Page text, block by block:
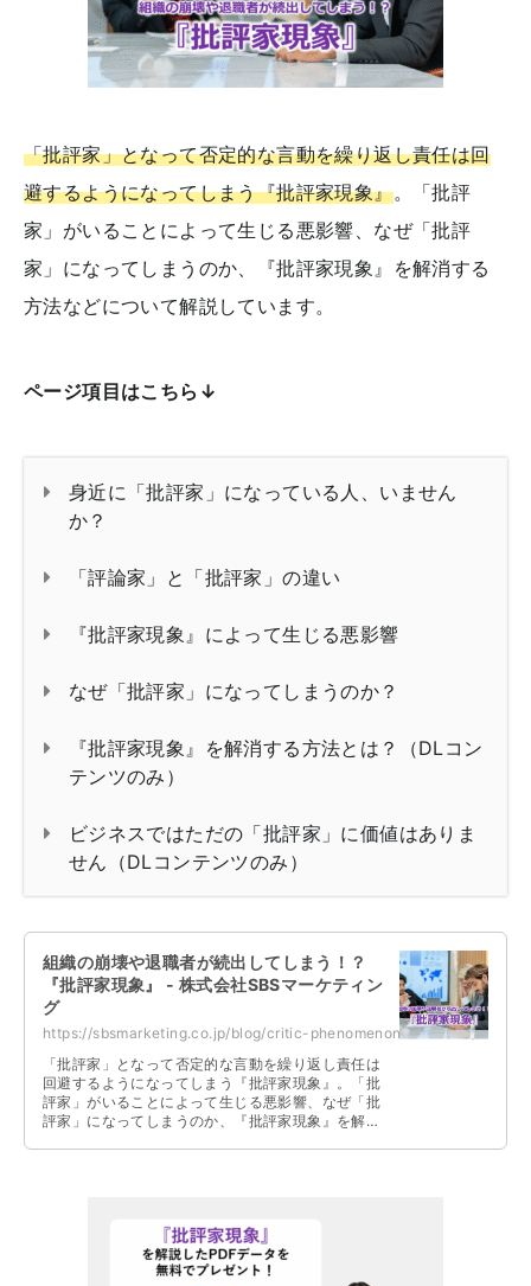
「批評家」となって否定的な言動を繰り返し責任は回
避するようになってしまう『批評家現象』。「批評
家」がいることによって生じる悪影響、なぜ「批評
家」になってしまうのか、『批評家現象』を解消する
方法などについて解説しています。
ページ項目はこちら↓
身近に「批評家」になっている人、いません
か？
「評論家」と「批評家」の違い
『批評家現象』によって生じる悪影響
なぜ「批評家」になってしまうのか？
『批評家現象』を解消する方法とは？（DLコン
テンツのみ）
ビジネスではただの「批評家」に価値はありま
せん（DLコンテンツのみ）
組織の崩壊や退職者が続出してしまう！？
『批評家現象』 - 株式会社SBSマーケティン
グ
https://sbsmarketing.co.jp/blog/critic-phenomenon-2025-05/
「批評家」となって否定的な言動を繰り返し責任は
回避するようになってしまう『批評家現象』。「批
評家」がいることによって生じる悪影響、なぜ「批
評家」になってしまうのか、『批評家現象』を解消